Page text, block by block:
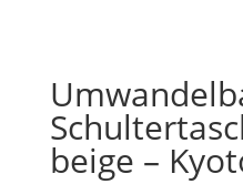
beige –